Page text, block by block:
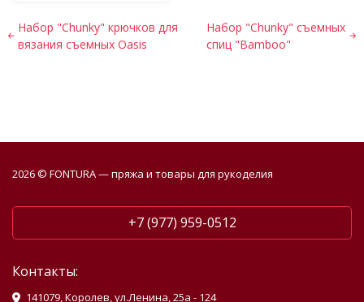
Набор "Chunky" крючков для
вязания съемных Oasis
Набор "Chunky" съемных
спиц "Bamboo"
2026 © FONTURA — пряжа и товары для рукоделия
+7 (977) 959-0512
Контакты:
141079, Королев, ул.Ленина, 25а - 124